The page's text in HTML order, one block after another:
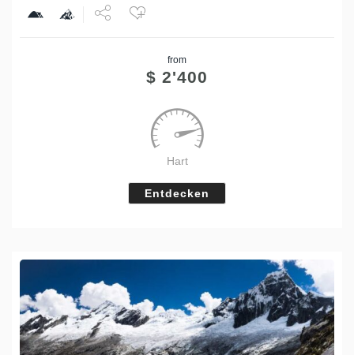
Tweet
from
$ 2'400
Hart
Entdecken